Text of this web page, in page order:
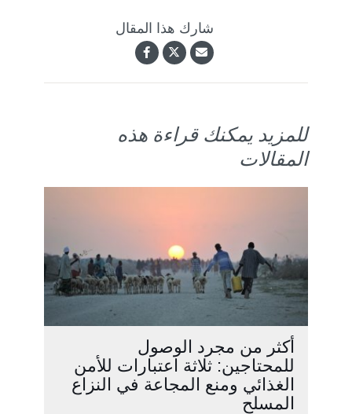
شارك هذا المقال
للمزيد يمكنك قراءة هذه
المقالات
أكثر من مجرد الوصول
للمحتاجين: ثلاثة اعتبارات للأمن
الغذائي ومنع المجاعة في النزاع
المسلح